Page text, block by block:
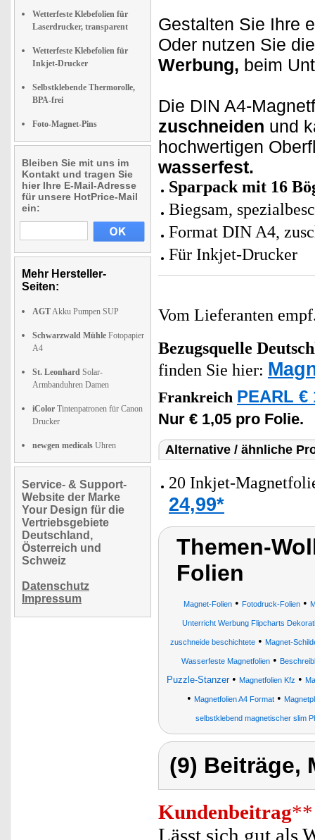
Wetterfeste Klebefolien für
Laserdrucker, transparent
Wetterfeste Klebefolien für
Inkjet-Drucker
Selbstklebende Thermorolle,
BPA-frei
Foto-Magnet-Pins
Bleiben Sie mit uns im
Kontakt und tragen Sie
hier Ihre E-Mail-Adresse
für unsere HotPrice-Mail
ein:
Mehr Hersteller-
Seiten:
AGTAkku Pumpen SUP
Schwarzwald Mühle Fotopapier
A4
St. Leonhard Solar-
Armbanduhren Damen
iColor Tintenpatronen für Canon
Drucker
newgen medicals Uhren
Service- & Support-
Website der Marke
Your Design für die
Vertriebsgebiete
Deutschland,
Österreich und
Schweiz
Datenschutz
Impressum
Gestalten Sie Ihre
Oder nutzen Sie
Werbung, beim
Die DIN A4-
zuschneiden und
hochwertigen
wasserfest.
Sparpack mit 16
Biegsam,
Format DIN A4,
Für Inkjet-Drucker
Vom Lieferanten
Bezugsquelle
finden Sie hier:
Frankreich PEARL €
Nur € 1,05 pro Folie.
Alternative / ähnliche
20 Inkjet-
24,99*
Themen-
Folien
Magnet-Folien• Fotodruck-Folien•
Unterricht Werbung Flipcharts
zuschneide beschichtete • Magnet-
Wasserfeste Magnetfolien •
Puzzle-Stanzer• Magnetfolien Kfz •
• Magnetfolien A4 Format •
selbstklebend magnetischer slim
(9) Beiträge,
Kundenbeitrag**
Lässt sich gut als